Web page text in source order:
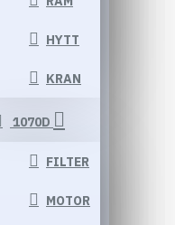
HYTT
KRAN
1070D
FILTER
MOTOR